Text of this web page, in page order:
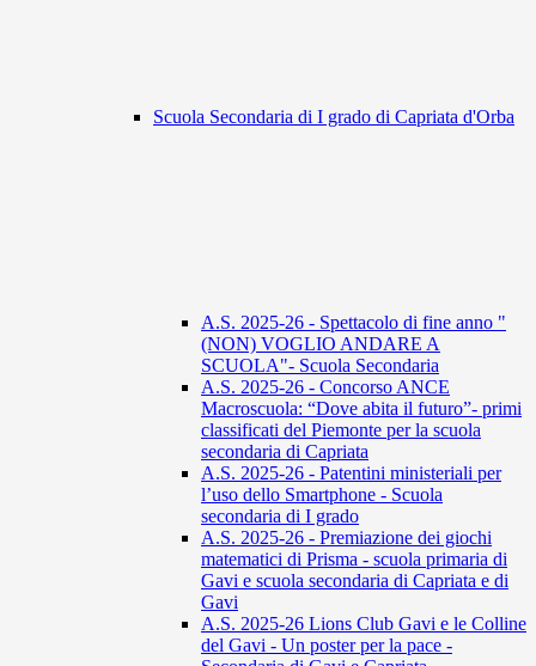
Scuola Secondaria di I grado di Capriata d'Orba
A.S. 2025-26 - Spettacolo di fine anno "
(NON) VOGLIO ANDARE A
SCUOLA"- Scuola Secondaria
A.S. 2025-26 - Concorso ANCE
Macroscuola: “Dove abita il futuro”- primi
classificati del Piemonte per la scuola
secondaria di Capriata
A.S. 2025-26 - Patentini ministeriali per
l’uso dello Smartphone - Scuola
secondaria di I grado
A.S. 2025-26 - Premiazione dei giochi
matematici di Prisma - scuola primaria di
Gavi e scuola secondaria di Capriata e di
Gavi
A.S. 2025-26 Lions Club Gavi e le Colline
del Gavi - Un poster per la pace -